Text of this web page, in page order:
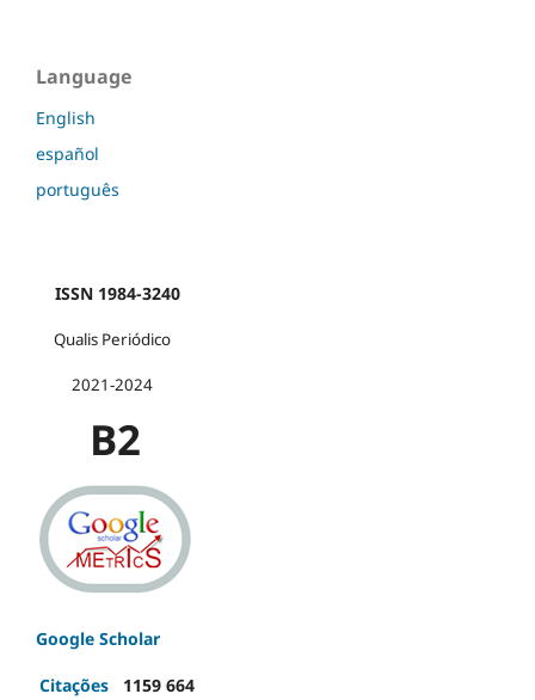
Language
English
español
português
ISSN 1984-3240
Qualis Periódico
2021-2024
B2
Google Scholar
Citações 1159 664